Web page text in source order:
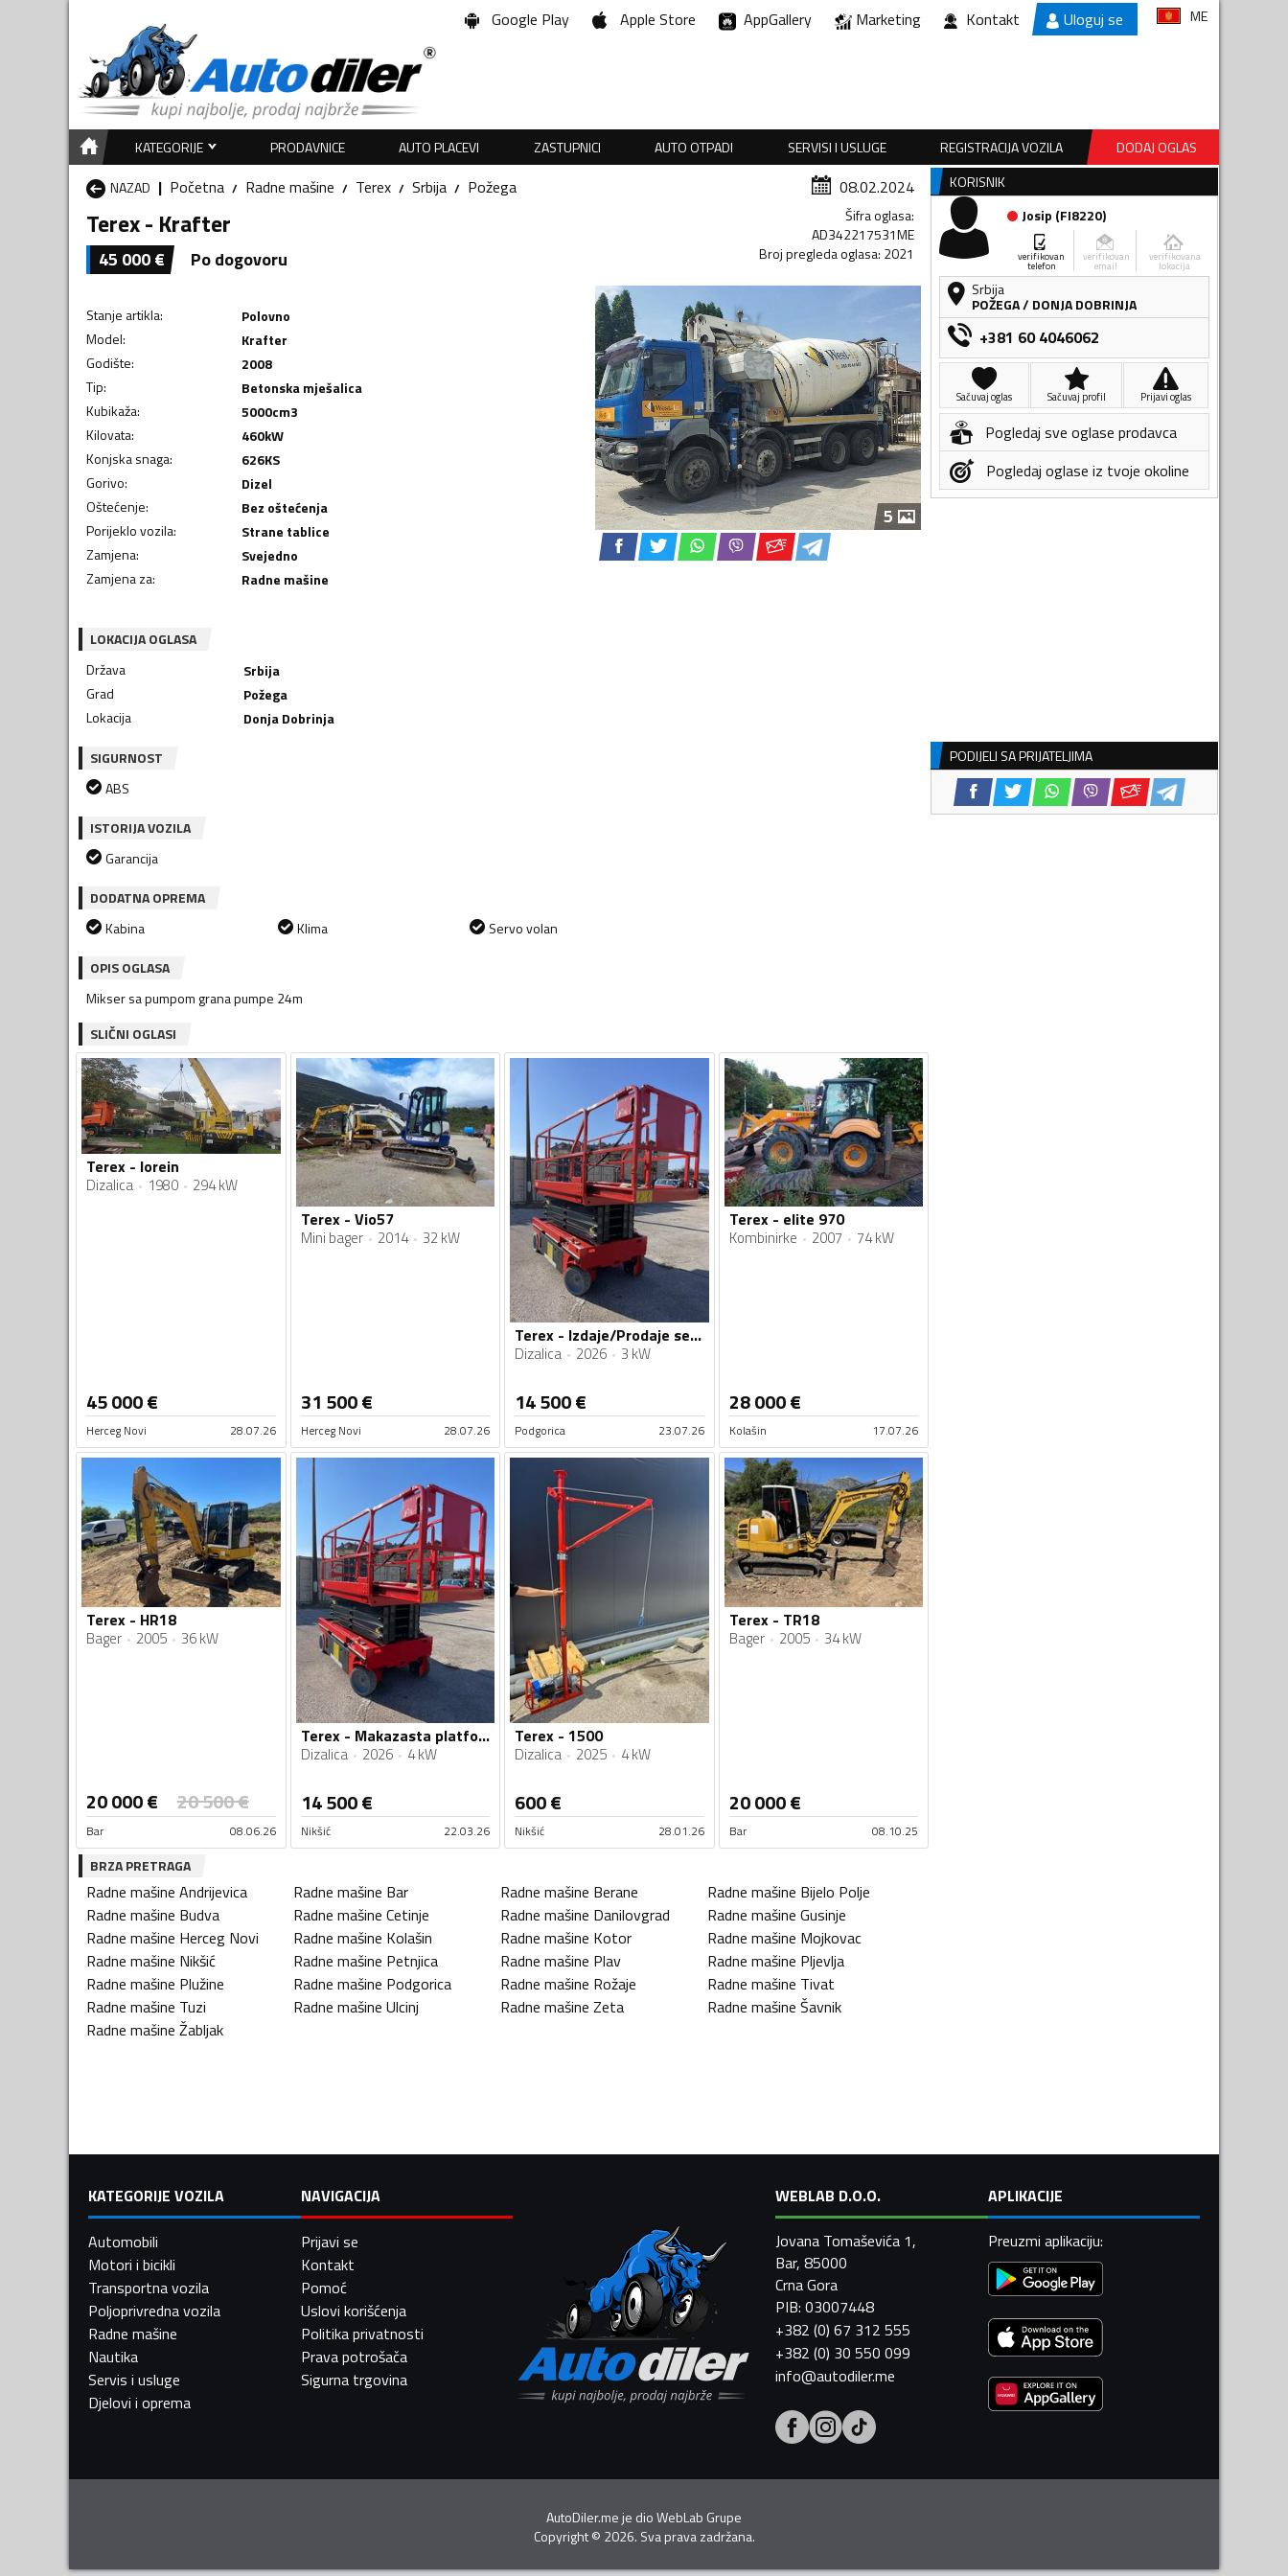
Google Play Apple Store AppGallery Marketing Kontakt Uloguj se ME
KATEGORIJE PRODAVNICE AUTO PLACEVI ZASTUPNICI AUTO OTPADI SERVISI I USLUGE REGISTRACIJA VOZILA
DODAJ OGLAS
NAZAD
Početna Radne mašine Terex Srbija Požega 08.02.2024
Terex - Krafter
45 000€ Po dogovoru
Šifra oglasa:
AD342217531ME
Broj pregleda oglasa: 2021
Stanje artikla:
Polovno
Model:
Krafter
Godište:
2008
Tip:
Betonska mješalica
Kubikaža: 5000cm3
Kilovata: 460kW
Konjska snaga: 626KS
Gorivo:
Dizel
Oštećenje:
Bez oštećenja
Porijeklo vozila:
Strane tablice
Zamjena:
Svejedno
Zamjena za: Radne mašine
5
LOKACIJA OGLASA
Država
Srbija
Grad
Požega
Lokacija
Donja Dobrinja
SIGURNOST
ABS
ISTORIJA VOZILA
Garancija
DODATNA OPREMA
Kabina
Klima
Servo volan
OPIS OGLASA
Mikser sa pumpom grana pumpe 24m
SLIČNI OGLASI
Terex - lorein
Dizalica 1980 294 kW
45 000€
Herceg Novi 28.07.26
Terex - Vio57
Mini bager 2014 32 kW
31 500€
Herceg Novi 28.07.26
Terex - Izdaje/Prodaje se Makazasta platforma 12m g320
Dizalica 2026 3 kW
14 500€
Podgorica 23.07.26
Terex - elite 970
Kombinirke 2007 74 kW
28 000€
Kolašin 17.07.26
Terex - HR18
Bager 2005 36 kW
20 000€ 20 500€
Bar 08.06.26
Terex - Makazasta platforma g320
Dizalica 2026 4 kW
14 500€
Nikšić 22.03.26
Terex - 1500
Dizalica 2025 4 kW
600€
Nikšić 28.01.26
Terex - TR18
Bager 2005 34 kW
20 000€
Bar 08.10.25
BRZA PRETRAGA
Radne mašine Andrijevica Radne mašine Bar Radne mašine Berane Radne mašine Bijelo Polje
Radne mašine Budva Radne mašine Cetinje Radne mašine Danilovgrad Radne mašine Gusinje
Radne mašine Herceg Novi Radne mašine Kolašin Radne mašine Kotor Radne mašine Mojkovac
Radne mašine Nikšić Radne mašine Petnjica Radne mašine Plav Radne mašine Pljevlja
Radne mašine Plužine Radne mašine Podgorica Radne mašine Rožaje Radne mašine Tivat
Radne mašine Tuzi Radne mašine Ulcinj Radne mašine Zeta Radne mašine Šavnik
Radne mašine Žabljak
KORISNIK
Josip (FI8220)
verifikovan
telefon
verifikovan
email
verifikovana
lokacija
Srbija
POŽEGA/ DONJA DOBRINJA
+381 60 4046062
Sačuvaj oglas Sačuvaj profil Prijavi oglas
Pogledaj sve oglase prodavca
Pogledaj oglase iz tvoje okoline
PODIJELI SA PRIJATELJIMA
KATEGORIJE VOZILA
Automobili
Motori i bicikli
Transportna vozila
Poljoprivredna vozila
Radne mašine
Nautika
Servis i usluge
Djelovi i oprema
NAVIGACIJA
Prijavi se
Kontakt
Pomoć
Uslovi korišćenja
Politika privatnosti
Prava potrošača
Sigurna trgovina
WEBLAB D.O.O.
Jovana Tomaševića 1,
Bar, 85000
Crna Gora
PIB: 03007448
+382 (0) 67 312 555
+382 (0) 30 550 099
info@autodiler.me
APLIKACIJE
Preuzmi aplikaciju:
AutoDiler.me je dioWebLab Grupe
Copyright© 2026. Sva prava zadržana.